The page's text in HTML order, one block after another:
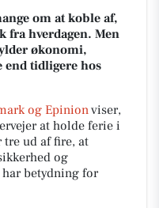
om at koble af,
fra hverdagen. Men
økonomi,
tidligere hos
og Epinionviser,
at holde ferie i
tre ud af fire, at
og
betydning for